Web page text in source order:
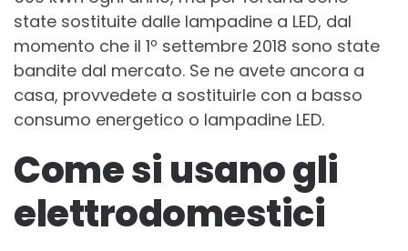
state sostituite dalle lampadine a LED, dal
momento che il 1º settembre 2018 sono state
bandite dal mercato. Se ne avete ancora a
casa, provvedete a sostituirle con a basso
consumo energetico o lampadine LED.
Come si usano gli
elettrodomestici